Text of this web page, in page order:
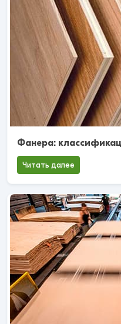
Фанера:
Читать далее